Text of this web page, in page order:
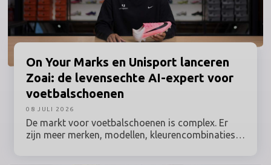
On Your Marks en Unisport lanceren
Zoai: de levensechte AI-expert voor
voetbalschoenen
De markt voor voetbalschoenen is complex. Er
zijn meer merken, modellen, kleurencombinaties
08 JULI 2026